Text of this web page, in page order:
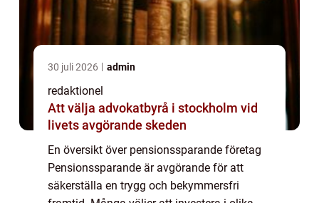
30 juli 2026 admin
redaktionel
Att välja advokatbyrå i stockholm vid
livets avgörande skeden
En översikt över pensionssparande företag
Pensionssparande är avgörande för att
säkerställa en trygg och bekymmersfri